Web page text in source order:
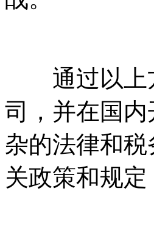
通过以上方
司，并在国
杂的法律和
关政策和规